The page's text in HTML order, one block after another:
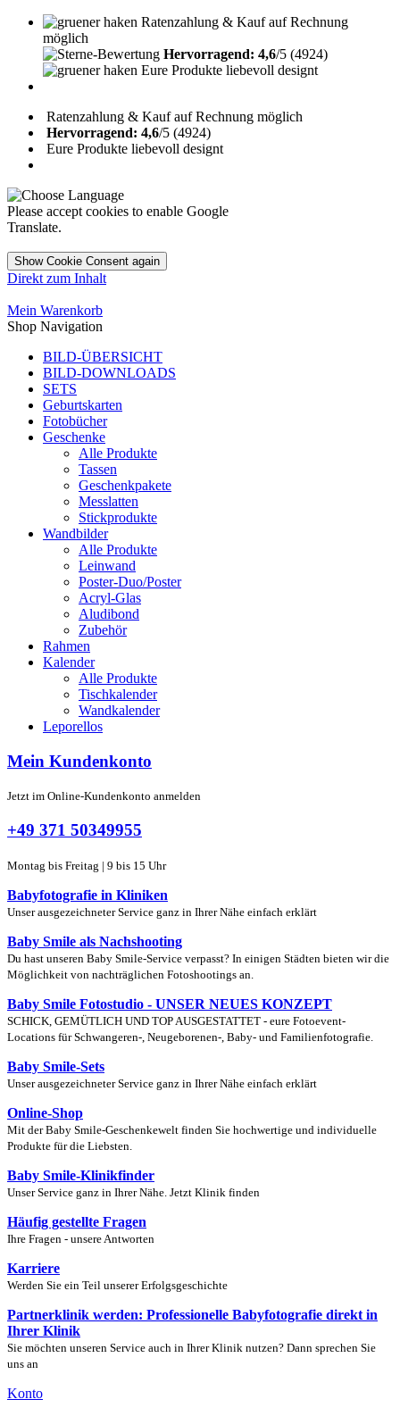
Ratenzahlung & Kauf auf Rechnung
möglich
Hervorragend: 4,6/5 (4924)
Eure Produkte liebevoll designt
Ratenzahlung & Kauf auf Rechnung möglich
Hervorragend: 4,6/5 (4924)
Eure Produkte liebevoll designt
Please accept cookies to enable Google
Translate.
Show Cookie Consent again
Direkt zum Inhalt
Mein Warenkorb
Shop Navigation
BILD-ÜBERSICHT
BILD-DOWNLOADS
SETS
Geburtskarten
Fotobücher
Geschenke
Alle Produkte
Tassen
Geschenkpakete
Messlatten
Stickprodukte
Wandbilder
Alle Produkte
Leinwand
Poster-Duo/Poster
Acryl-Glas
Aludibond
Zubehör
Rahmen
Kalender
Alle Produkte
Tischkalender
Wandkalender
Leporellos
Mein Kundenkonto
Jetzt im Online-Kundenkonto anmelden
+49 371 50349955
Montag bis Freitag | 9 bis 15 Uhr
Babyfotografie in Kliniken
Unser ausgezeichneter Service ganz in Ihrer Nähe einfach erklärt
Baby Smile als Nachshooting
Du hast unseren Baby Smile-Service verpasst? In einigen Städten bieten wir die
Möglichkeit von nachträglichen Fotoshootings an.
Baby Smile Fotostudio - UNSER NEUES KONZEPT
SCHICK, GEMÜTLICH UND TOP AUSGESTATTET - eure Fotoevent-
Locations für Schwangeren-, Neugeborenen-, Baby- und Familienfotografie.
Baby Smile-Sets
Unser ausgezeichneter Service ganz in Ihrer Nähe einfach erklärt
Online-Shop
Mit der Baby Smile-Geschenkewelt finden Sie hochwertige und individuelle
Produkte für die Liebsten.
Baby Smile-Klinikfinder
Unser Service ganz in Ihrer Nähe. Jetzt Klinik finden
Häufig gestellte Fragen
Ihre Fragen - unsere Antworten
Karriere
Werden Sie ein Teil unserer Erfolgsgeschichte
Partnerklinik werden: Professionelle Babyfotografie direkt in
Ihrer Klinik
Sie möchten unseren Service auch in Ihrer Klinik nutzen? Dann sprechen Sie
uns an
Konto